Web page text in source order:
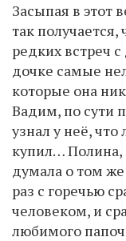
Засыпая в этот
так
редких встреч
дочке самые
которые она
Вадим, по сути
узнал у неё,
купил… Полина,
думала о том
раз с горечью
человеком, и
любимого